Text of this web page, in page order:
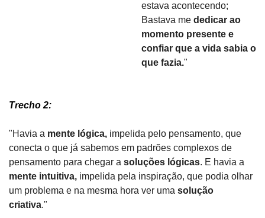
estava acontecendo;
Bastava me dedicar ao
momento presente e
confiar que a vida sabia o
que fazia."
Trecho 2:
"Havia a mente lógica, impelida pelo pensamento, que
conecta o que já sabemos em padrões complexos de
pensamento para chegar a soluções lógicas. E havia a
mente intuitiva, impelida pela inspiração, que podia olhar
um problema e na mesma hora ver uma solução
criativa."